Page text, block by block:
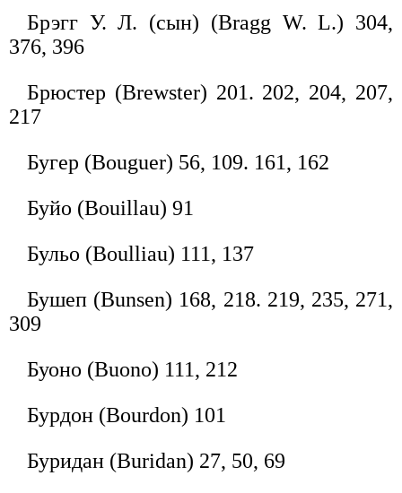
Брэгг У. Л. (сын) (Bragg W. L.) 304,
376, 396
Брюстер (Brewster) 201. 202, 204, 207,
217
Бугер (Bouguer) 56, 109. 161, 162
Буйо (Bouillau) 91
Бульо (Boulliau) 111, 137
Бушеп (Bunsen) 168, 218. 219, 235, 271,
309
Буоно (Buono) 111, 212
Бурдон (Bourdon) 101
Буридан (Buridan) 27, 50, 69